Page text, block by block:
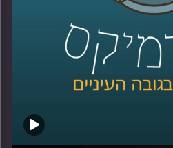
שערכה יחד עם עמיתה